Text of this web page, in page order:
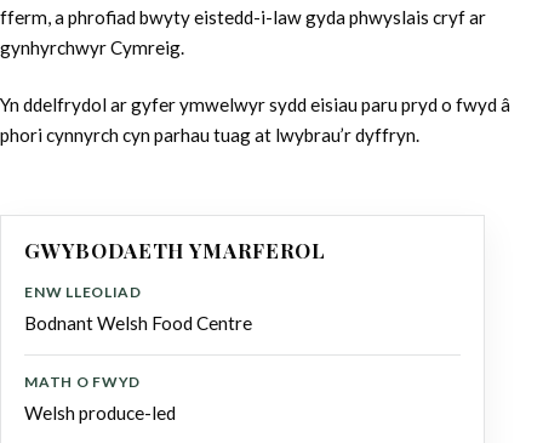
fferm, a phrofiad bwyty eistedd-i-law gyda phwyslais cryf ar
gynhyrchwyr Cymreig.
Yn ddelfrydol ar gyfer ymwelwyr sydd eisiau paru pryd o fwyd â
phori cynnyrch cyn parhau tuag at lwybrau’r dyffryn.
GWYBODAETH YMARFEROL
ENW LLEOLIAD
Bodnant Welsh Food Centre
MATH O FWYD
Welsh produce-led